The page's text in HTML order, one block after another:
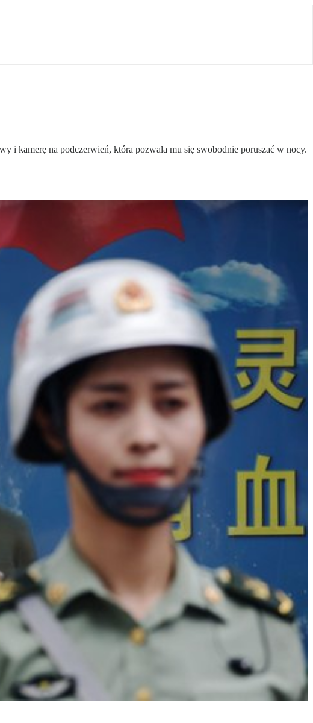
i kamerę na podczerwień, która pozwala mu się swobodnie poruszać w nocy.